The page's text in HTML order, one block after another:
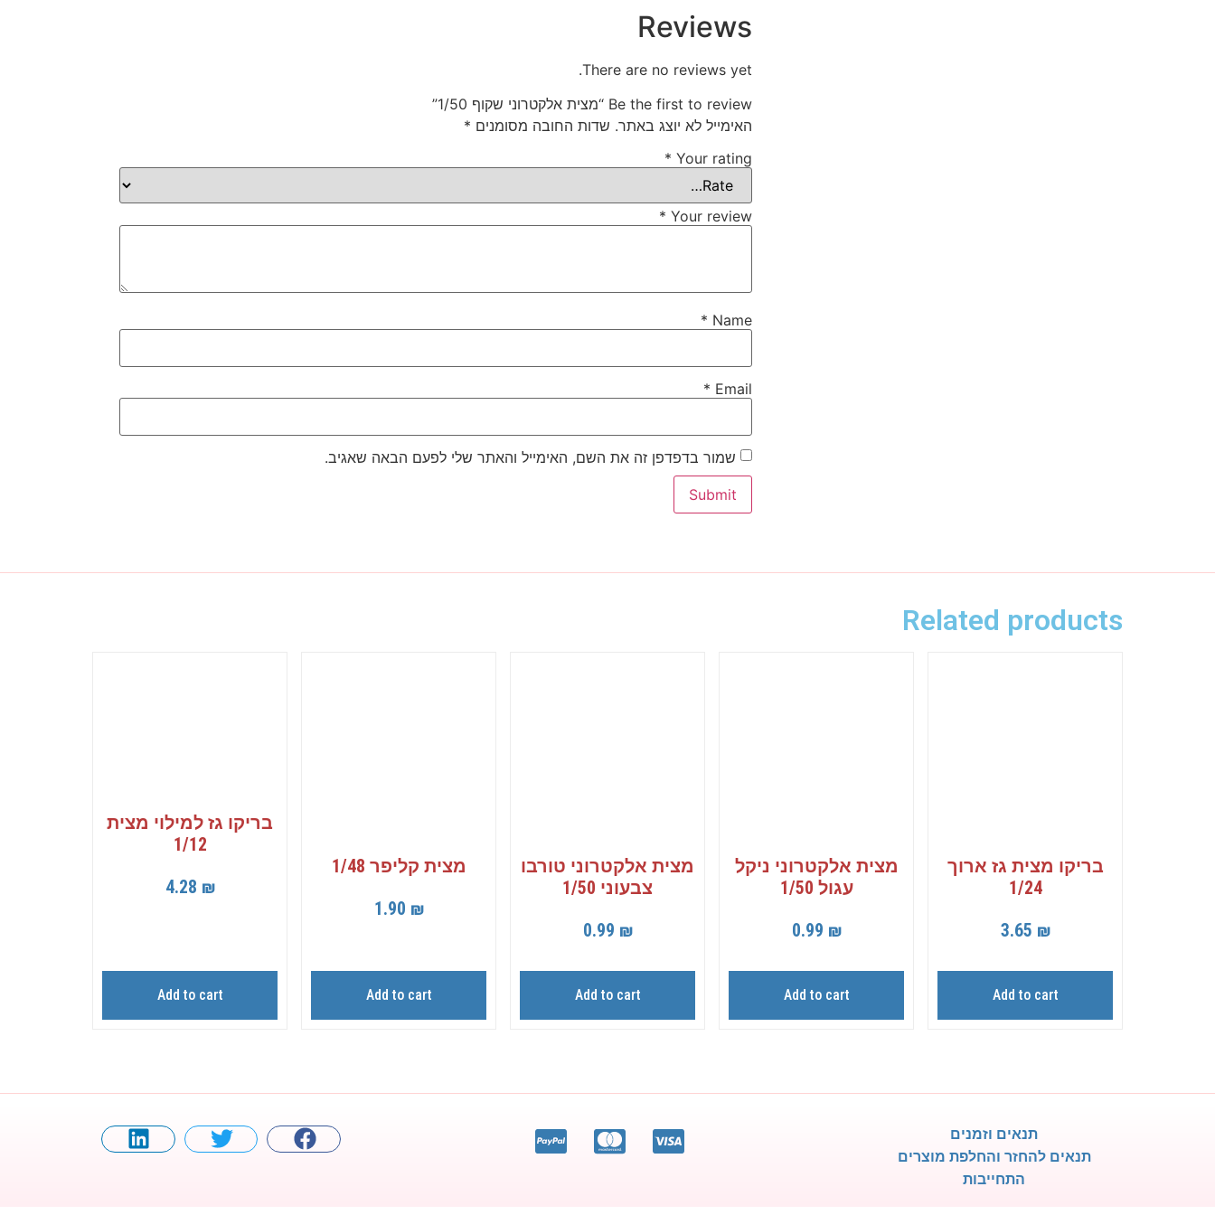
Reviews
There are no reviews yet.
Be the first to review “מצית אלקטרוני שקוף 1/50”
האימייל לא יוצג באתר. שדות החובה מסומנים *
Your rating
*
Your review
*
Name
*
Email
*
שמור בדפדפן זה את השם, האימייל והאתר שלי לפעם הבאה שאגיב.
Related products
בריקו מצית גז ארוך
1/24
3.65 ₪
Add to cart
מצית אלקטרוני ניקל
עגול 1/50
0.99 ₪
Add to cart
מצית אלקטרוני טורבו
צבעוני 1/50
0.99 ₪
Add to cart
מצית קליפר 1/48
1.90 ₪
Add to cart
בריקו גז למילוי מצית
1/12
4.28 ₪
Add to cart
תנאים וזמנים
תנאים להחזר והחלפת מוצרים
התחייבות